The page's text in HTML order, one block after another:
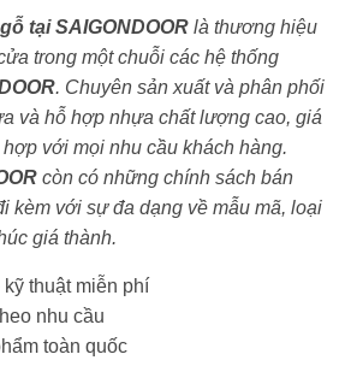
tại SAIGONDOOR là thương hiệu
trong một chuỗi các hệ thống
. Chuyên sản xuất và phân phối
và hỗ hợp nhựa chất lượng cao, giá
với mọi nhu cầu khách hàng.
còn có những chính sách bán
kèm với sự đa dạng về mẫu mã, loại
giá thành.
thuật miễn phí
nhu cầu
toàn quốc